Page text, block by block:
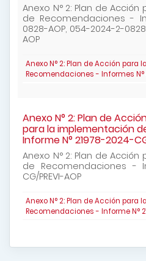
Anexo N° 2: Plan de
de Recomendaciones -
0828-AOP, 054-2024-2-
AOP
Anexo N° 2: Plan de Acción
Recomendaciones - Informes
Anexo N° 2: Plan de
para la implementación
Informe N° 21978-2024-
Anexo N° 2: Plan de
de Recomendaciones -
CG/PREVI-AOP
Anexo N° 2: Plan de Acción
Recomendaciones - Informe N°